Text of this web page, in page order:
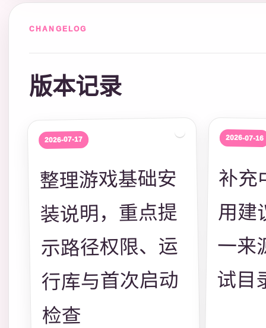
CHANGELOG
版本记录
2026-07-17
整理游戏基础安
装说明，重点提
示路径权限、运
行库与首次启动
检查
2026-07-16
补充
用建
一来
试目